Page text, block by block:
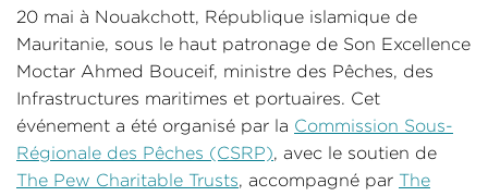
20 mai à Nouakchott, République islamique de
Mauritanie, sous le haut patronage de Son Excellence
Moctar Ahmed Bouceif, ministre des Pêches, des
Infrastructures maritimes et portuaires. Cet
événement a été organisé par la Commission Sous-
Régionale des Pêches (CSRP), avec le soutien de
The Pew Charitable Trusts, accompagné par The